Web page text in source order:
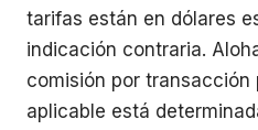
tarifas están en dólares
indicación contraria.
comisión por transacción
aplicable está